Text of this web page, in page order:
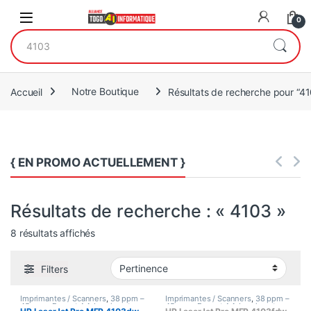
Open 0
Recherche pour :
Accueil Notre Boutique Résultats de recherche pour
{ EN PROMO ACTUELLEMENT }
Résultats de recherche : « 4103 »
8 résultats affichésTrié du plus récent au plus ancien
Filters
Imprimantes / Scanners, 38 ppm –
45 ppm Format A4,Imprimante
Imprimantes / Scanners, 38 ppm –
45 ppm Format A4 ,Imprimante